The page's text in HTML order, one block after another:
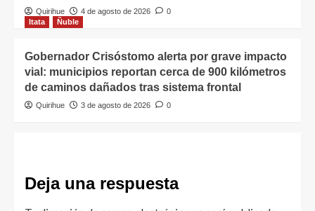
Quirihue 4 de agosto de 2026
0
Itata
Ñuble
Gobernador Crisóstomo alerta por grave impacto
vial: municipios reportan cerca de 900 kilómetros
de caminos dañados tras sistema frontal
Quirihue 3 de agosto de 2026 0
Deja una respuesta